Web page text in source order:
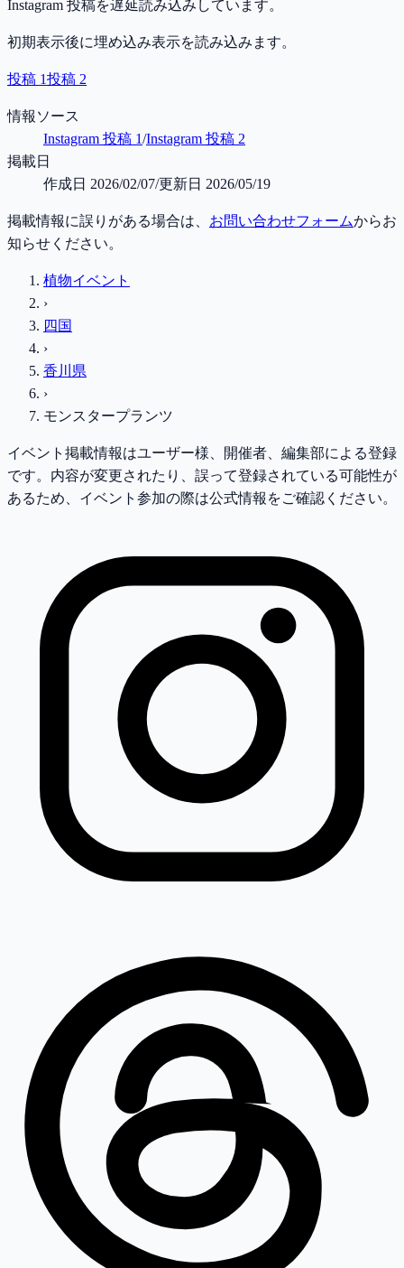
Instagram 投稿を遅延読み込みしています。
初期表示後に埋め込み表示を読み込みます。
投稿 1投稿 2
情報ソース
Instagram 投稿 1/Instagram 投稿 2
掲載日
作成日 2026/02/07/更新日 2026/05/19
掲載情報に誤りがある場合は、 お問い合わせフォームからお
知らせください。
植物イベント
›
四国
›
香川県
›
モンスタープランツ
イベント掲載情報はユーザー様、開催者、編集部による登録
です。内容が変更されたり、誤って登録されている可能性が
あるため、イベント参加の際は公式情報をご確認ください。